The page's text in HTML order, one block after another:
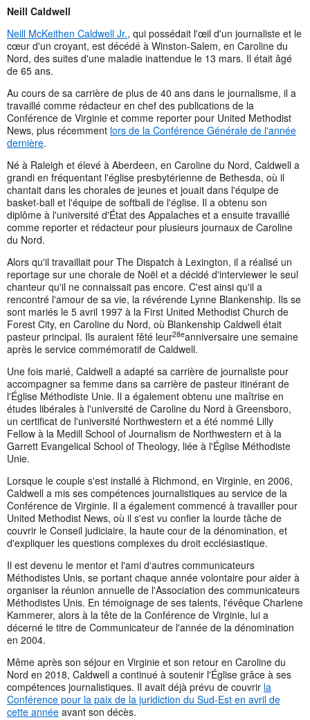
Neill Caldwell
Neill McKeithen Caldwell Jr., qui possédait l'œil d'un journaliste et le
cœur d'un croyant, est décédé à Winston-Salem, en Caroline du
Nord, des suites d'une maladie inattendue le 13 mars. Il était âgé
de 65 ans.
Au cours de sa carrière de plus de 40 ans dans le journalisme, il a
travaillé comme rédacteur en chef des publications de la
Conférence de Virginie et comme reporter pour United Methodist
News, plus récemment lors de la Conférence Générale de l'année
dernière.
Né à Raleigh et élevé à Aberdeen, en Caroline du Nord, Caldwell a
grandi en fréquentant l'église presbytérienne de Bethesda, où il
chantait dans les chorales de jeunes et jouait dans l'équipe de
basket-ball et l'équipe de softball de l'église. Il a obtenu son
diplôme à l'université d'État des Appalaches et a ensuite travaillé
comme reporter et rédacteur pour plusieurs journaux de Caroline
du Nord.
Alors qu'il travaillait pour The Dispatch à Lexington, il a réalisé un
reportage sur une chorale de Noël et a décidé d'interviewer le seul
chanteur qu'il ne connaissait pas encore. C'est ainsi qu'il a
rencontré l'amour de sa vie, la révérende Lynne Blankenship. Ils se
sont mariés le 5 avril 1997 à la First United Methodist Church de
Forest City, en Caroline du Nord, où Blankenship Caldwell était
pasteur principal. Ils auraient fêté leur28eanniversaire une semaine
après le service commémoratif de Caldwell.
Une fois marié, Caldwell a adapté sa carrière de journaliste pour
accompagner sa femme dans sa carrière de pasteur itinérant de
l'Église Méthodiste Unie. Il a également obtenu une maîtrise en
études libérales à l'université de Caroline du Nord à Greensboro,
un certificat de l'université Northwestern et a été nommé Lilly
Fellow à la Medill School of Journalism de Northwestern et à la
Garrett Evangelical School of Theology, liée à l'Église Méthodiste
Unie.
Lorsque le couple s'est installé à Richmond, en Virginie, en 2006,
Caldwell a mis ses compétences journalistiques au service de la
Conférence de Virginie. Il a également commencé à travailler pour
United Methodist News, où il s'est vu confier la lourde tâche de
couvrir le Conseil judiciaire, la haute cour de la dénomination, et
d'expliquer les questions complexes du droit ecclésiastique.
Il est devenu le mentor et l'ami d'autres communicateurs
Méthodistes Unis, se portant chaque année volontaire pour aider à
organiser la réunion annuelle de l'Association des communicateurs
Méthodistes Unis. En témoignage de ses talents, l'évêque Charlene
Kammerer, alors à la tête de la Conférence de Virginie, lui a
décerné le titre de Communicateur de l'année de la dénomination
en 2004.
Même après son séjour en Virginie et son retour en Caroline du
Nord en 2018, Caldwell a continué à soutenir l'Église grâce à ses
compétences journalistiques. Il avait déjà prévu de couvrir la
Conférence pour la paix de la juridiction du Sud-Est en avril de
cette année avant son décès.